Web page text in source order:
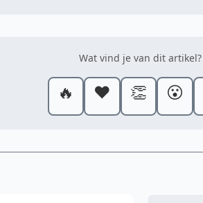
Wat vind je van dit artikel?
🔥 ❤️ 👏 😮